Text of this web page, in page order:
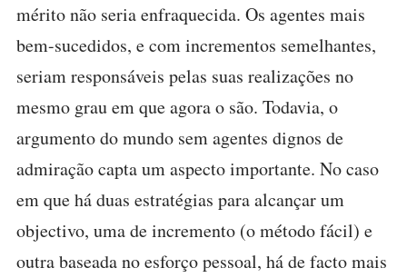
mérito não seria enfraquecida. Os agentes mais
bem-sucedidos, e com incrementos semelhantes,
seriam responsáveis pelas suas realizações no
mesmo grau em que agora o são. Todavia, o
argumento do mundo sem agentes dignos de
admiração capta um aspecto importante. No caso
em que há duas estratégias para alcançar um
objectivo, uma de incremento (o método fácil) e
outra baseada no esforço pessoal, há de facto mais